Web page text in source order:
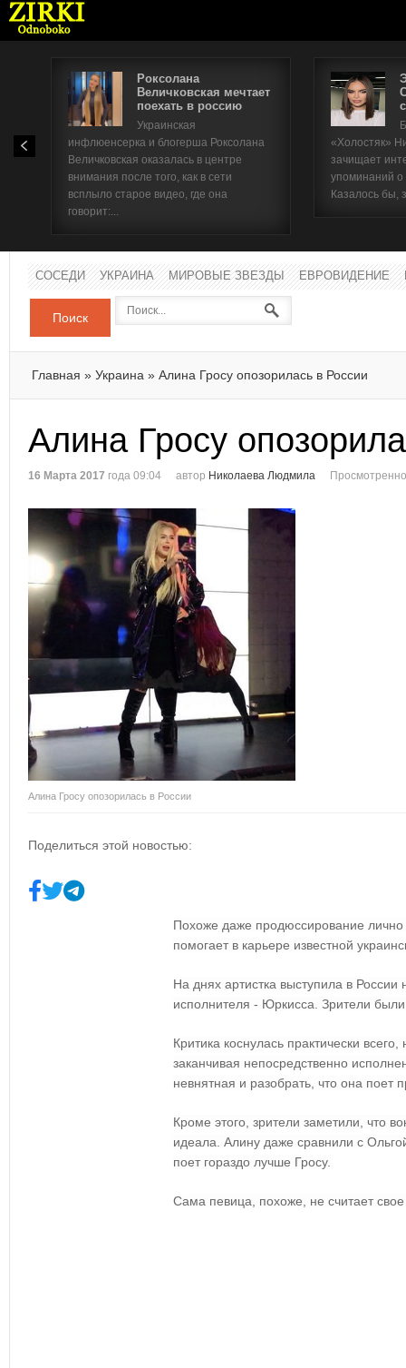
Роксолана
Величковская мечтает
поехать в россию
Украинская
инфлюенсерка и блогерша Роксолана
Величковская оказалась в центре
внимания после того, как в сети
всплыло старое видео, где она
говорит:...
«Холостяк»
зачищает
упоминаний
Казалось бы,
СОСЕДИ УКРАИНА МИРОВЫЕ ЗВЕЗДЫ ЕВРОВИДЕНИЕ
Поиск
Главная » Украина » Алина Гросу опозорилась в России
Алина Гросу
16 Марта 2017 года 09:04 автор Николаева Людмила
Алина Гросу опозорилась в России
Поделиться этой новостью:
Похоже даже продюссирование
помогает в карьере известной
На днях артистка выступила в России
исполнителя - Юркисса. Зрители
Критика коснулась практически
заканчивая непосредственно
невнятная и разобрать, что она поет
Кроме этого, зрители заметили, что
идеала. Алину даже сравнили с
поет гораздо лучше Гросу.
Сама певица, похоже, не считает
Имя